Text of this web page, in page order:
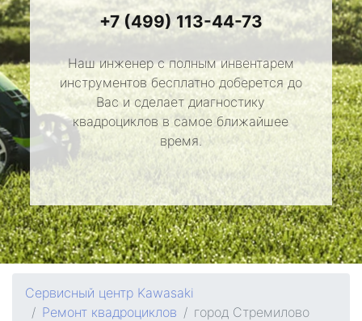
+7 (499) 113-44-73
Наш инженер с полным инвентарем
инструментов бесплатно доберется до
Вас и сделает диагностику
квадроциклов в самое ближайшее
время.
Сервисный центр Kawasaki
Ремонт квадроциклов
город Стремилово